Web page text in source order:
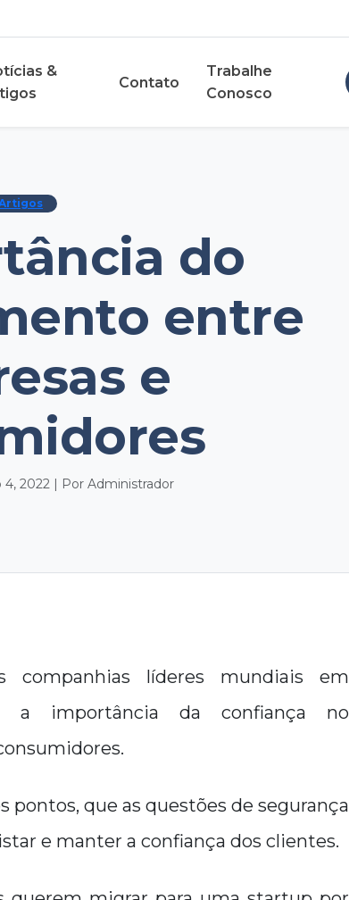
&
Contato
Trabalhe
Conosco
do
entre
e
2022 | Por Administrador
companhias líderes mundiais em
a importância da confiança no
pontos, que as questões de segurança
e manter a confiança dos clientes.